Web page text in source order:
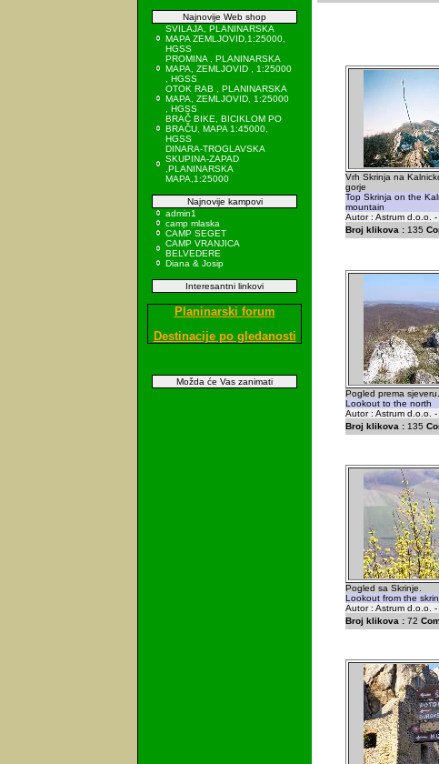
Najnovije Web shop
SVILAJA, PLANINARSKA
MAPA ZEMLJOVID,1:25000,
HGSS
PROMINA , PLANINARSKA
MAPA, ZEMLJOVID , 1:25000
, HGSS
OTOK RAB , PLANINARSKA
MAPA, ZEMLJOVID, 1:25000
, HGSS
BRAČ BIKE, BICIKLOM PO
BRAČU, MAPA 1:45000,
HGSS
DINARA-TROGLAVSKA
SKUPINA-ZAPAD
,PLANINARSKA
MAPA,1:25000
Najnovije kampovi
admin1
camp mlaska
CAMP SEGET
CAMP VRANJICA
BELVEDERE
Diana & Josip
Interesantni linkovi
Planinarski forum
Destinacije po gledanosti
Možda će Vas zanimati
Vrh Skrinja na
gorje
Top Skrinja on the
mountain
Autor : Astrum d.o.o.
Broj klikova : 135
Pogled prema
Lookout to the north
Autor : Astrum d.o.o.
Broj klikova : 135
Pogled sa Skrinje.
Lookout from the
Autor : Astrum d.o.o.
Broj klikova : 72